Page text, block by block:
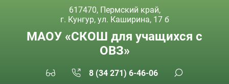
617470, Пермский край,
г. Кунгур, ул. Каширина, 17 б
МАОУ «СКОШ для учащихся с
ОВЗ»
8 (34 271) 6-46-06